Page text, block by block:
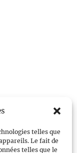
telles que
Le fait de
telles que le